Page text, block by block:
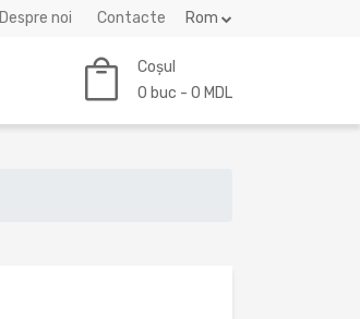
Despre noi Contacte Rom
Coșul
0 buc - 0 MDL